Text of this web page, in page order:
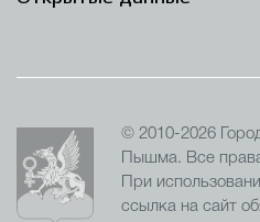
© 2010-2026
Пышма. Все
При
ссылка на сайт